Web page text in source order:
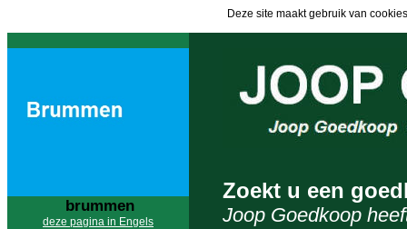
Deze site maakt gebruik van
brummen
deze pagina in Engels
Zoekt u een
Joop Goedkoop